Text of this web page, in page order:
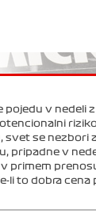
v nedeli
se nezbori
pripadne v
primem
li to dobra